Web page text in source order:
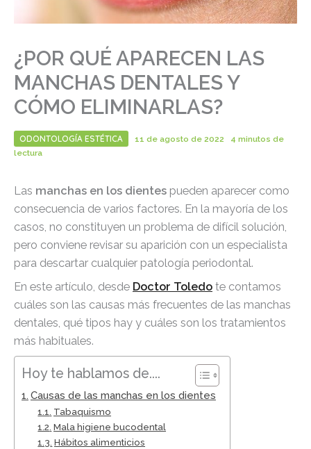
¿POR QUÉ APARECEN LAS
MANCHAS DENTALES Y
CÓMO ELIMINARLAS?
ODONTOLOGÍA ESTÉTICA 11 de agosto de 2022
4 minutos de
lectura
Las manchas en los dientes pueden aparecer como
consecuencia de varios factores. En la mayoría de los
casos, no constituyen un problema de difícil solución,
pero conviene revisar su aparición con un especialista
para descartar cualquier patología periodontal.
En este artículo, desde Doctor Toledo te contamos
cuáles son las causas más frecuentes de las manchas
dentales, qué tipos hay y cuáles son los tratamientos
más habituales.
Hoy te hablamos de....
Causas de las manchas en los dientes
Tabaquismo
Mala higiene bucodental
Hábitos alimenticios